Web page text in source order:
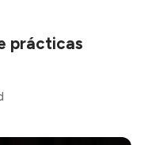
prácticas